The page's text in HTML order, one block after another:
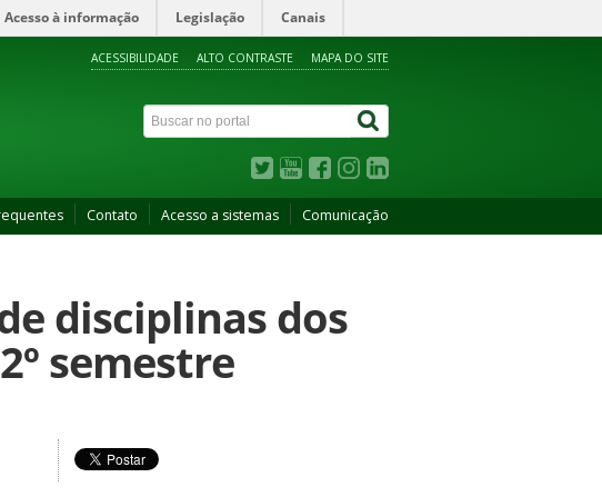
Acesso à informação Legislação Canais
ACESSIBILIDADE ALTO CONTRASTE MAPA DO SITE
Contato Acesso a sistemas Comunicação
disciplinas dos
semestre